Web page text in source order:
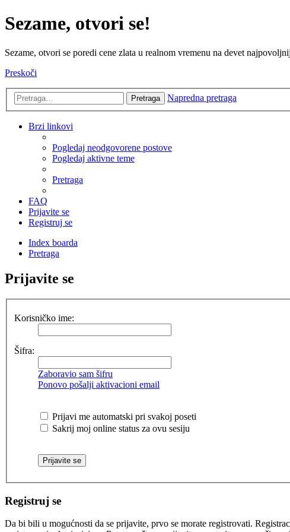
Sezame, otvori se!
Sezame, otvori se poredi cene zlata u realnom vremenu na devet
Preskoči
Pretraga Napredna pretraga
Brzi linkovi
Pogledaj neodgovorene postove
Pogledaj aktivne teme
Pretraga
FAQ
Prijavite se
Registruj se
Index boarda
Pretraga
Prijavite se
Korisničko ime:
Šifra:
Zaboravio sam šifru
Ponovo pošalji aktivacioni email
Prijavi me automatski pri svakoj poseti
Sakrij moj online status za ovu sesiju
Registruj se
Da bi bili u mogućnosti da se prijavite, prvo se morate registrovati.